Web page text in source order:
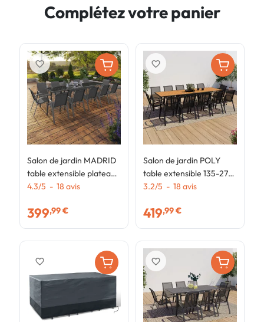
Complétez votre panier
Salon de jardin MADRID
table extensible plateau
gris 135-270 CM et 12
anthracite
4.3/5 - 18 avis
399,99 €
favorite_border
favorite_border
Salon de jardin POLY
table extensible 135-270
CM et 12 chaises bois et
3.2/5 - 18 avis
419,99 €
favorite_border
favorite_border